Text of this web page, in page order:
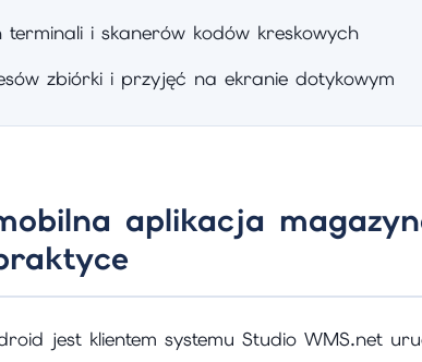
terminali i skanerów kodów kreskowych
zbiórki i przyjęć na ekranie dotykowym
aplikacja
jest klientem systemu Studio WMS.net